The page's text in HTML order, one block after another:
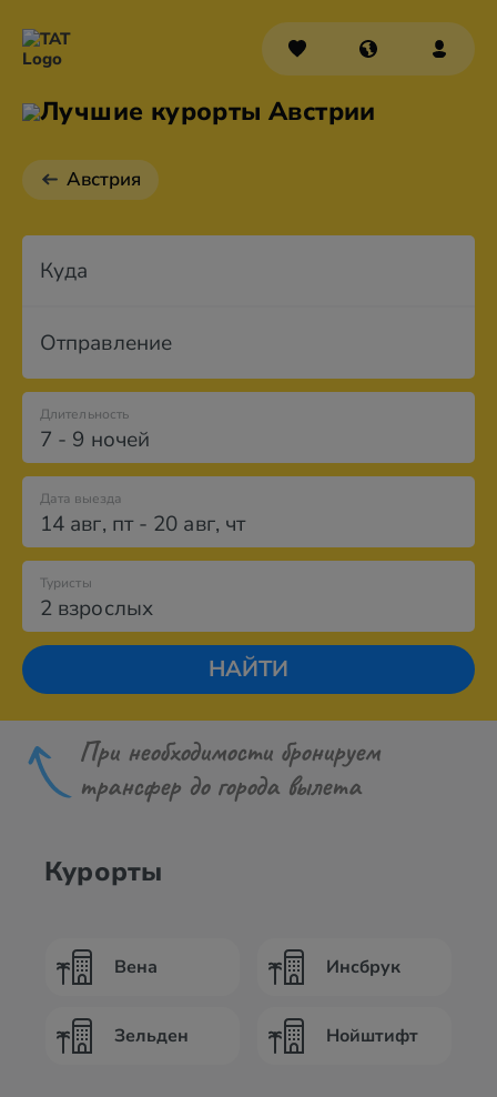
Лучшие курорты Австрии
Австрия
Куда
Отправление
7 - 9 ночей
Длительность
Дата выезда
14 авг, пт- 20 авг, чт
2 взрослых
Туристы
НАЙТИ
При необходимости бронируем
трансфер до города вылета
Курорты
Вена
Зельден
Инсбрук
Нойштифт